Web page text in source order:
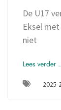
De U17
Eksel
niet
Lees verder
2025-